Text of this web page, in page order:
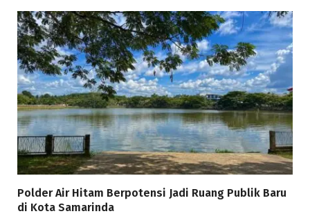
Polder Air Hitam Berpotensi Jadi Ruang Publik Baru
di Kota Samarinda